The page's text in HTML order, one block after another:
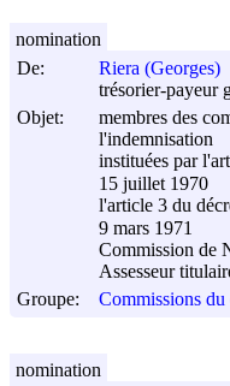
De:
Riera (Georges)
trésorier-payeur
Objet:
membres des
l'indemnisation
instituées par
15 juillet 1970
l'article 3 du
9 mars 1971
Commission de
Assesseur
Groupe:
Commissions
nomination
nomination